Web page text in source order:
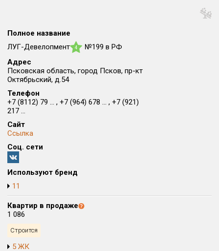
Все
Район в городе
Все
от до
от
Срок сдачи
Вид объекта
Кол-во комнат
Полное название
ЛУГ-Девелопмент
4
№199 в РФ
Адрес
Псковская область, город Псков, пр-кт
Октябрьский, д.54
Телефон
+7 (8112) 79 ... , +7 (964) 678 ... , +7 (921)
217 ...
Сайт
Ссылка
Соц. сети
Используют бренд
11
Квартир в продаже
1 086
Строится
5 ЖК